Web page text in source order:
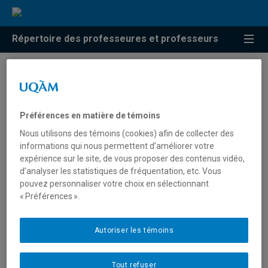
Répertoire des professeures et professeurs
Résultats de recherche pour
Collin, Olivier
collin.olivier@uqam.ca
Topologie de contact
Préférences en matière de témoins
Nous utilisons des témoins (cookies) afin de collecter des
informations qui nous permettent d’améliorer votre
expérience sur le site, de vous proposer des contenus vidéo,
d’analyser les statistiques de fréquentation, etc. Vous
pouvez personnaliser votre choix en sélectionnant
« Préférences ».
Tout refuser
Autoriser les témoins